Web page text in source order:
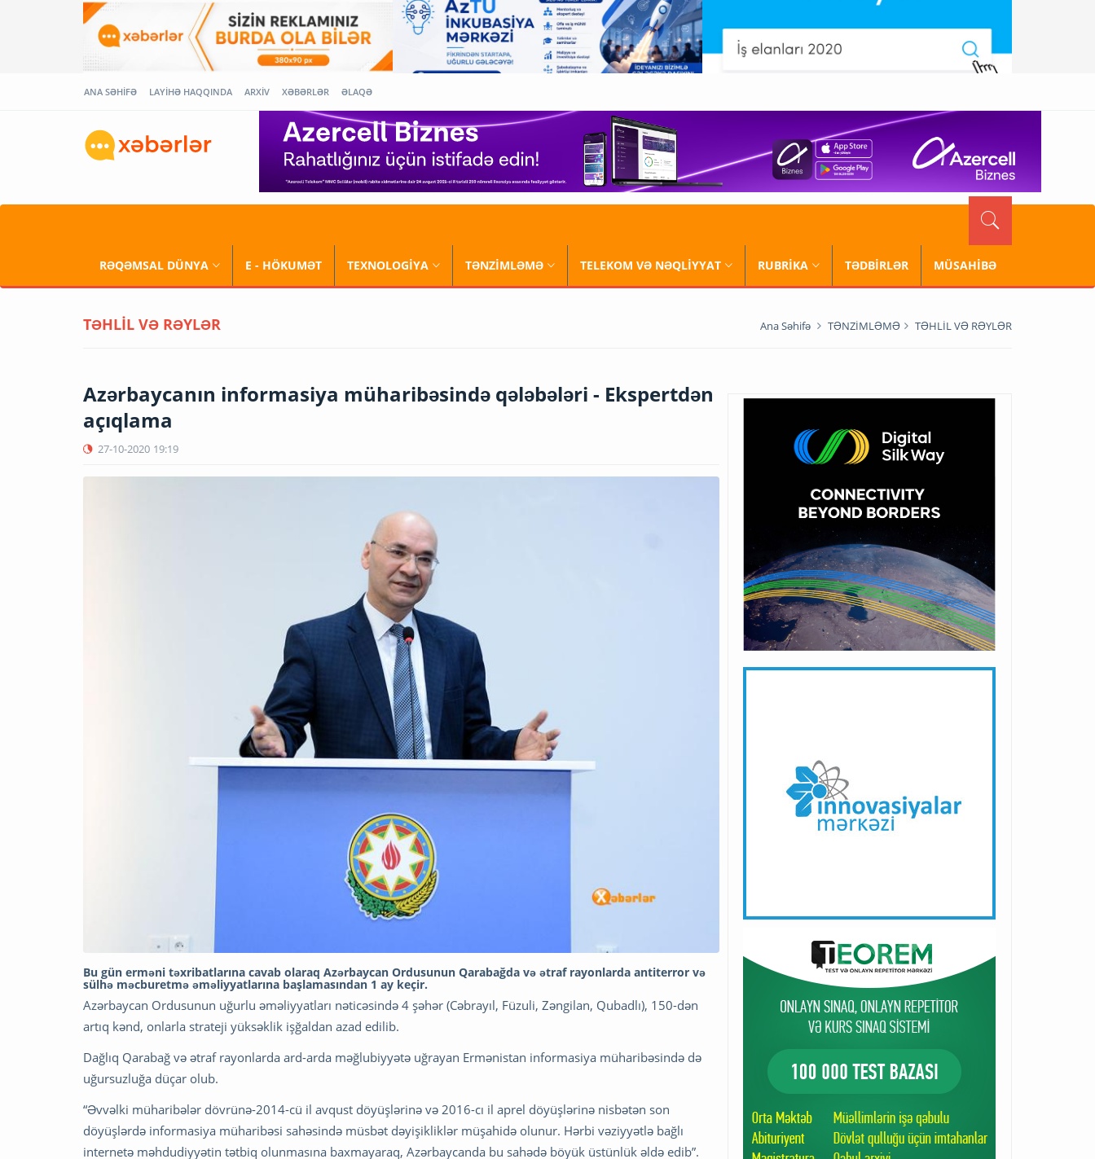
ANA SƏHİFƏ LAYİHƏ HAQQINDA ARXİV XƏBƏRLƏR ƏLAQƏ
RƏQƏMSAL DÜNYA E - HÖKUMƏT TEXNOLOGİYA TƏNZİMLƏMƏ TELEKOM VƏ NƏQLİYYAT RUBRİKA TƏDBİRLƏR MÜSAHİBƏ
TƏHLİL VƏ RƏYLƏR Ana Səhifə TƏNZİMLƏMƏ TƏHLİL VƏ RƏYLƏR
Azərbaycanın informasiya müharibəsində qələbələri - Ekspertdən
açıqlama
27-10-2020 19:19
Bu gün erməni təxribatlarına cavab olaraq Azərbaycan Ordusunun Qarabağda və ətraf rayonlarda antiterror və
sülhə məcburetmə əməliyyatlarına başlamasından 1 ay keçir.
Azərbaycan Ordusunun uğurlu əməliyyatları nəticəsində 4 şəhər (Cəbrayıl, Füzuli, Zəngilan, Qubadlı), 150-dən
artıq kənd, onlarla strateji yüksəklik işğaldan azad edilib.
Dağlıq Qarabağ və ətraf rayonlarda ard-arda məğlubiyyətə uğrayan Ermənistan informasiya müharibəsində də
uğursuzluğa düçar olub.
“Əvvəlki müharibələr dövrünə-2014-cü il avqust döyüşlərinə və 2016-cı il aprel döyüşlərinə nisbətən son
döyüşlərdə informasiya müharibəsi sahəsində müsbət dəyişikliklər müşahidə olunur. Hərbi vəziyyətlə bağlı
internetə məhdudiyyətin tətbiq olunmasına baxmayaraq, Azərbaycanda bu sahədə böyük üstünlük əldə edib”.